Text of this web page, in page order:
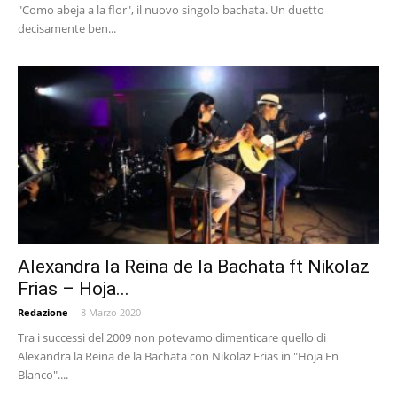
"Como abeja a la flor", il nuovo singolo bachata. Un duetto
decisamente ben...
Alexandra la Reina de la Bachata ft Nikolaz
Frias – Hoja...
Redazione - 8 Marzo 2020
Tra i successi del 2009 non potevamo dimenticare quello di
Alexandra la Reina de la Bachata con Nikolaz Frias in "Hoja En
Blanco"....